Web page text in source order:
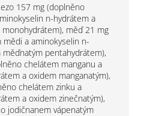
157 mg (doplněno
n-hydrátem a
měď 21 mg
a aminokyselin n-
pentahydrátem),
chelátem manganu a
a oxidem manganatým),
chelátem zinku a
a oxidem zinečnatým),
jodičnanem vápenatým